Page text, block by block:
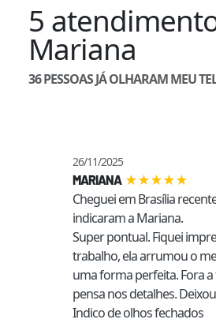
5
Mariana
36PESSOAS JÁ OLHARAM MEU
26/11/2025
MARIANA ★★★★★
Cheguei em Brasília
indicaram a Mariana.
Super pontual. Fiquei
trabalho, ela arrumou o
uma forma perfeita. Fora a
pensa nos detalhes.
Indico de olhos fechados